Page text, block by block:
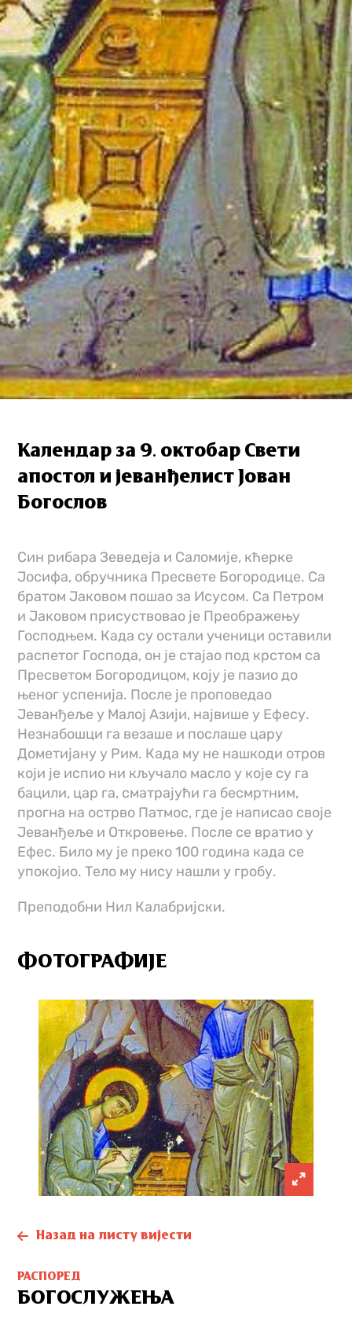
Календар за 9. октобар Свети
апостол и јеванђелист Јован
Богослов
Cин рибара Зеведеја и Саломије, кћерке
Јосифа, обручника Пресвете Богородице. Са
братом Јаковом пошао за Исусом. Са Петром
и Јаковом присуствовао је Преображењу
Господњем. Када су остали ученици оставили
распетог Господа, он је стајао под крстом са
Пресветом Богородицом, коју је пазио до
њеног успенија. После је проповедао
Јеванђеље у Малој Азији, највише у Ефесу.
Незнабошци га везаше и послаше цару
Дометијану у Рим. Када му не нашкоди отров
који је испио ни кључало масло у које су га
бацили, цар га, сматрајући га бесмртним,
прогна на острво Патмос, где је написао своје
Јеванђеље и Откровење. После се вратио у
Ефес. Било му је преко 100 година када се
упокојио. Тело му нису нашли у гробу.
Преподобни Нил Калабријски.
ФОТОГРАФИЈЕ
Назад на листу вијести
РАСПОРЕД
БОГОСЛУЖЕЊА